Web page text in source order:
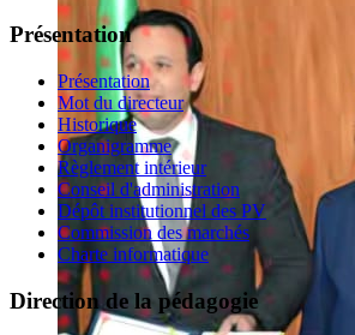
Présentation
Présentation
Mot du directeur
Historique
Organigramme
Règlement intérieur
Conseil d'administration
Dépôt institutionnel des PV
Commission des marchés
Charte informatique
Direction de la pédagogie